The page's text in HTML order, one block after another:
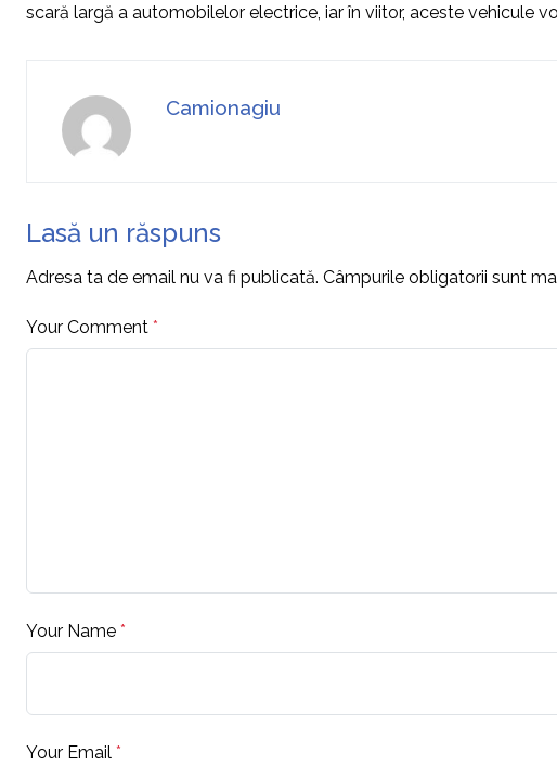
scară largă a automobilelor electrice, iar în viitor, aceste vehicule
Camionagiu
Lasă un răspuns
Adresa ta de email nu va fi publicată. Câmpurile obligatorii sunt
Your Comment *
Your Name *
Your Email *